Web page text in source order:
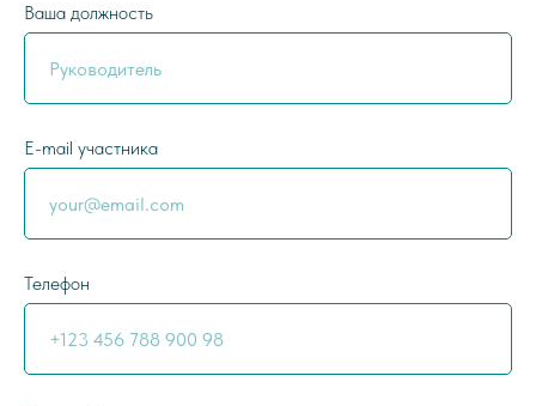
Ваша должность
E-mail участника
Телефон